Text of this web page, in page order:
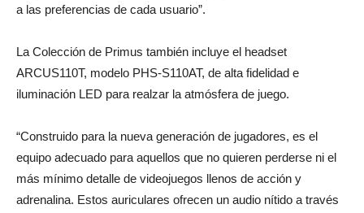
a las preferencias de cada usuario”.
La Colección de Primus también incluye el headset
ARCUS110T, modelo PHS-S110AT, de alta fidelidad e
iluminación LED para realzar la atmósfera de juego.
“Construido para la nueva generación de jugadores, es el
equipo adecuado para aquellos que no quieren perderse ni el
más mínimo detalle de videojuegos llenos de acción y
adrenalina. Estos auriculares ofrecen un audio nítido a través